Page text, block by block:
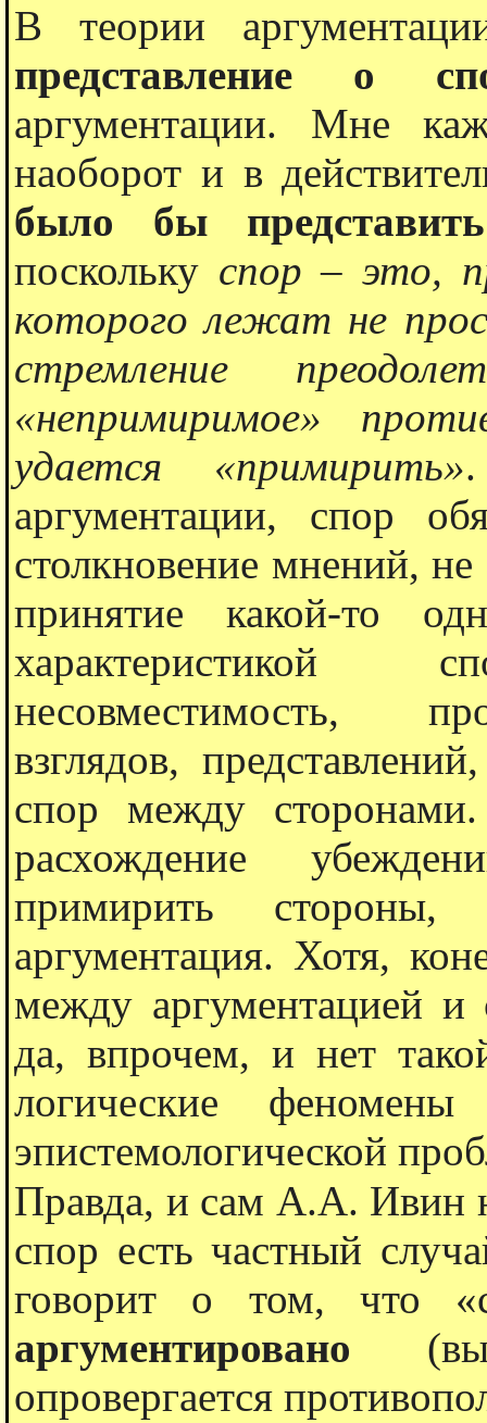
В теории
представление о
аргументации. Мне
наоборот и в
было бы
поскольку спор – это,
которого лежат не
стремление
«непримиримое»
удается «примирить»
аргументации, спор
столкновение мнений, не
принятие какой-то
характеристикой
несовместимость,
взглядов,
спор между
расхождение
примирить
аргументация. Хотя,
между аргументацией и
да, впрочем, и нет
логические
эпистемологической
Правда, и сам А.А. Ивин
спор есть частный
говорит о том, что
аргументировано
опровергается